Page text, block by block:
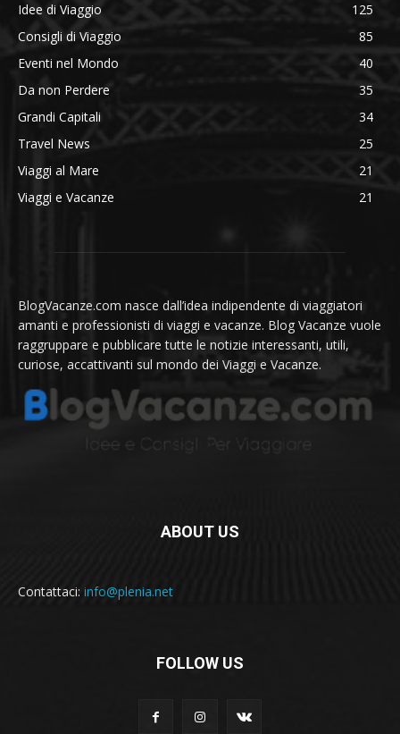
Idee di Viaggio
125
Consigli di Viaggio
85
Eventi nel Mondo
40
Da non Perdere
35
Grandi Capitali
34
Travel News
25
Viaggi al Mare
21
Viaggi e Vacanze
21
BlogVacanze.com nasce dall’idea indipendente di viaggiatori
amanti e professionisti di viaggi e vacanze. Blog Vacanze vuole
raggruppare e pubblicare tutte le notizie interessanti, utili,
curiose, accattivanti sul mondo dei Viaggi e Vacanze.
ABOUT US
Contattaci: info@plenia.net
FOLLOW US